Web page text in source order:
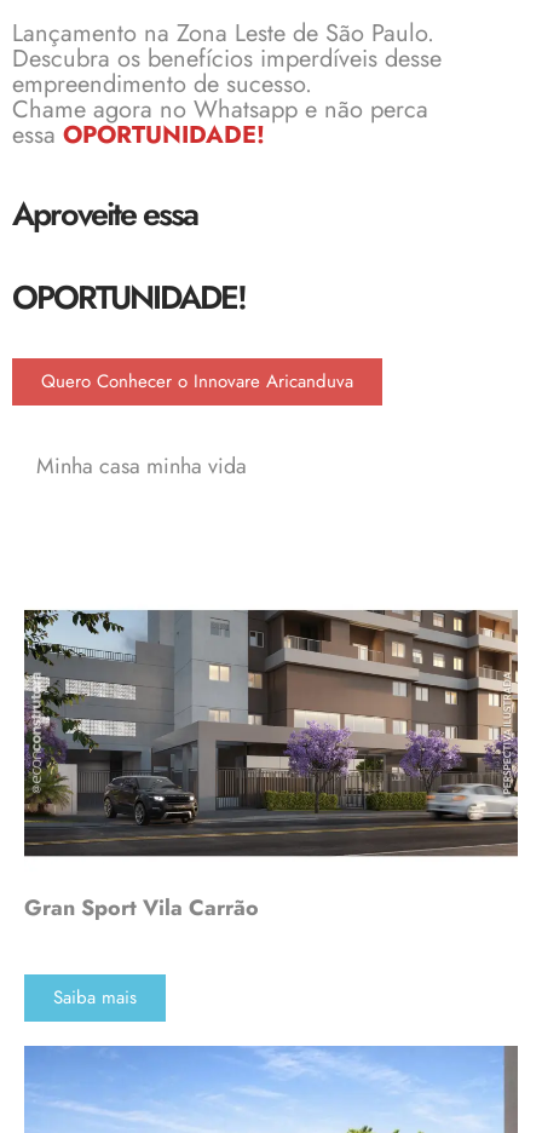
Lançamento na Zona Leste de São Paulo.
Descubra os benefícios imperdíveis desse
empreendimento de sucesso.
Chame agora no Whatsapp e não perca
essa OPORTUNIDADE!
Aproveite essa
OPORTUNIDADE!
Quero Conhecer o Innovare Aricanduva
Minha casa minha vida
Gran Sport Vila Carrão
Saiba mais